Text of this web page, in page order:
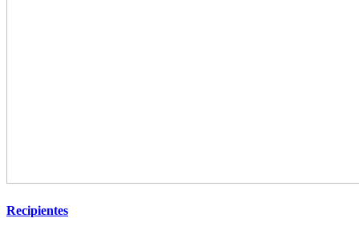
Recipientes